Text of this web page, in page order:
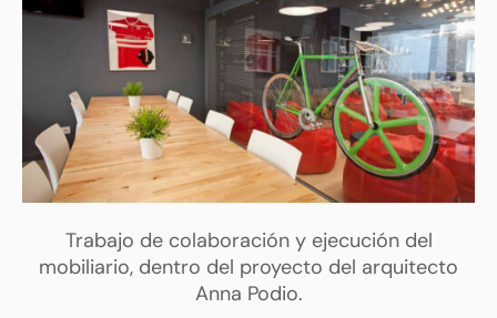
Trabajo de colaboración y ejecución del
mobiliario, dentro del proyecto del arquitecto
Anna Podio.